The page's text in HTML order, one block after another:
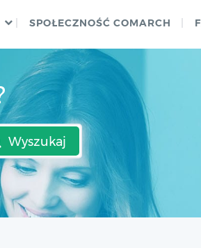
SPOŁECZNOŚĆ COMARCH
Wyszukaj